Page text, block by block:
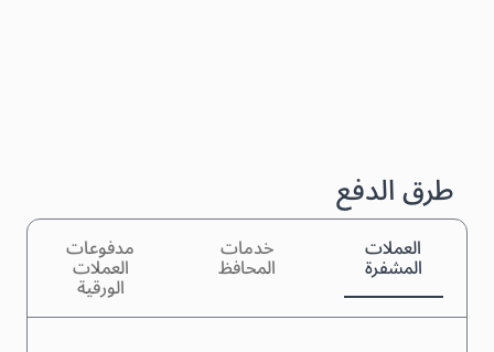
طرق الدفع
العملات
المشفرة
خدمات
المحافظ
مدفوعات
العملات
الورقية